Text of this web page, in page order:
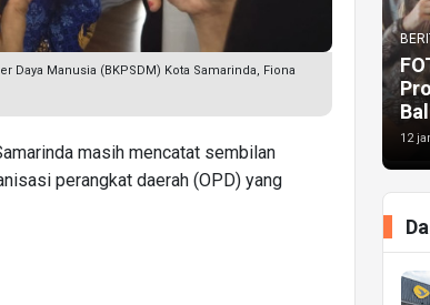
Daya Manusia (BKPSDM) Kota Samarinda, Fiona
masih mencatat sembilan
perangkat daerah (OPD) yang
12